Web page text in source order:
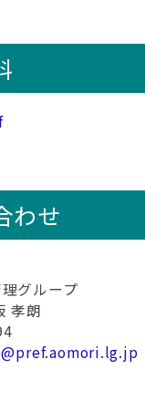
わせ
グループ
孝朗